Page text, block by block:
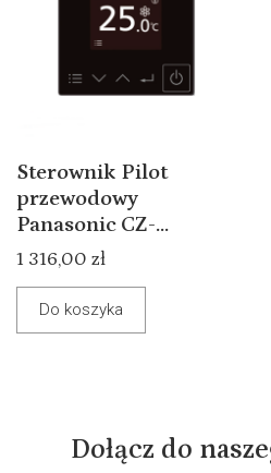
Sterownik Pilot
przewodowy
Panasonic CZ-...
1 316,00 zł
Do koszyka
Dołącz do